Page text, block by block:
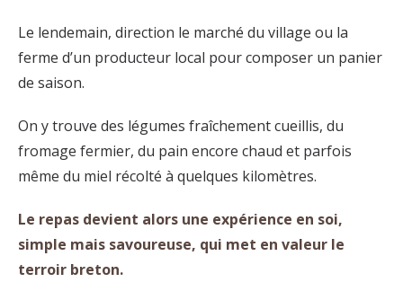
Le lendemain, direction le marché du village ou la
ferme d’un producteur local pour composer un panier
de saison.
On y trouve des légumes fraîchement cueillis, du
fromage fermier, du pain encore chaud et parfois
même du miel récolté à quelques kilomètres.
Le repas devient alors une expérience en soi,
simple mais savoureuse, qui met en valeur le
terroir breton.